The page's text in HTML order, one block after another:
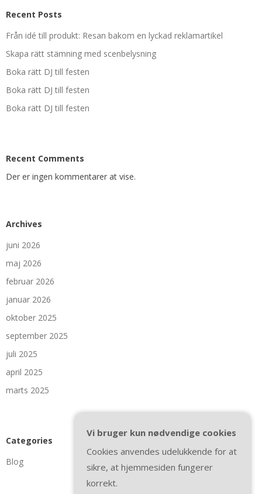
Recent Posts
Från idé till produkt: Resan bakom en lyckad reklamartikel
Skapa rätt stämning med scenbelysning
Boka rätt DJ till festen
Boka rätt DJ till festen
Boka rätt DJ till festen
Recent Comments
Der er ingen kommentarer at vise.
Archives
juni 2026
maj 2026
februar 2026
januar 2026
oktober 2025
september 2025
juli 2025
april 2025
marts 2025
Categories
Blog
Vi bruger kun nødvendige cookies
Cookies anvendes udelukkende for at
sikre, at hjemmesiden fungerer
korrekt.